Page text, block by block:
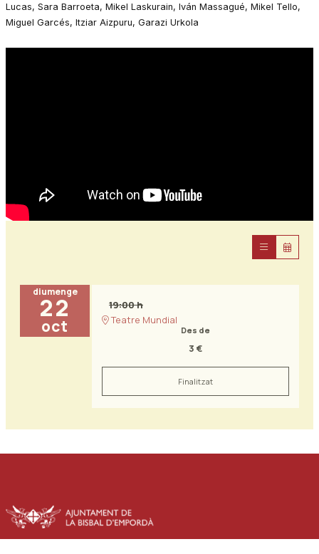
Lucas, Sara Barroeta, Mikel Laskurain, Iván Massagué, Mikel Tello,
Miguel Garcés, Itziar Aizpuru, Garazi Urkola
diumenge
22
oct
19:00 h
Teatre Mundial
Des de
3 €
Finalitzat